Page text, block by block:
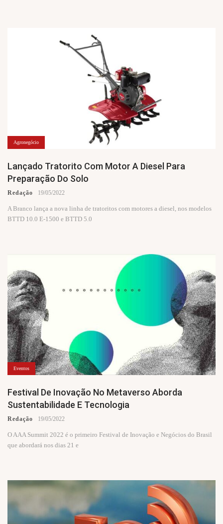
Agronegócio
Lançado Tratorito Com Motor A Diesel Para
Preparação Do Solo
Redação 19/05/2022
A Branco lança a nova linha de tratoritos com motores a diesel, nos modelos
BTTD 10.0 E-1500 e BTTD 5.0
Eventos
Festival De Inovação No Metaverso Aborda
Sustentabilidade E Tecnologia
Redação 19/05/2022
O AAA Summit 2022 é o primeiro Festival de Inovação e Negócios do Brasil
que abordará nos dias 21 e